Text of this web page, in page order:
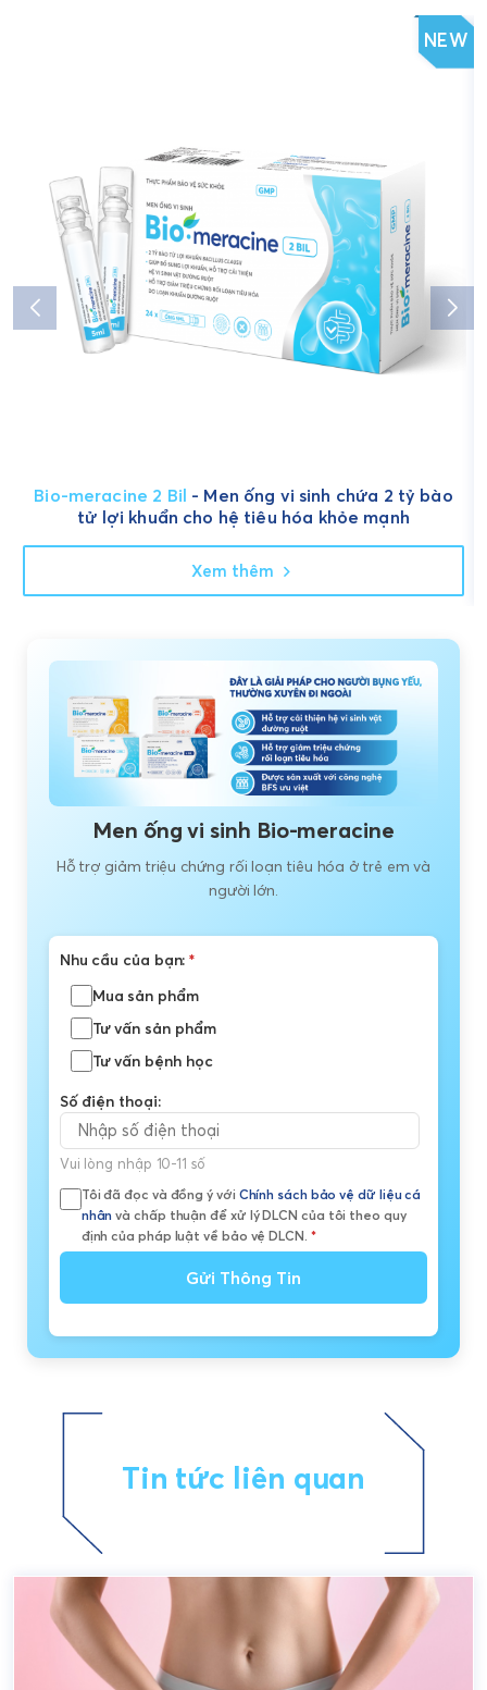
NEW
Bio-meracine 2 Bil - Men ống vi sinh chứa 2 tỷ bào
tử lợi khuẩn cho hệ tiêu hóa khỏe mạnh
Xem thêm
Men ống vi sinh Bio-meracine
Hỗ trợ giảm triệu chứng rối loạn tiêu hóa ở trẻ em và
người lớn.
Nhu cầu của bạn:*
Mua sản phẩm
Tư vấn sản phẩm
Tư vấn bệnh học
Số điện thoại:
Vui lòng nhập 10-11 số
Tôi đã đọc và đồng ý với Chính sách bảo vệ dữ liệu cá
nhân và chấp thuận để xử lý DLCN của tôi theo quy
định của pháp luật về bảo vệ DLCN. *
Gửi Thông Tin
Tin tức liên quan